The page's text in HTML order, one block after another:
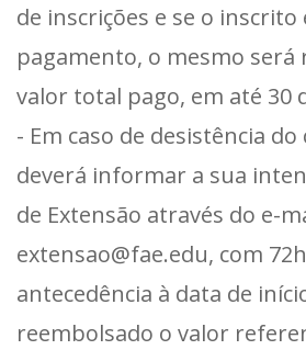
de inscrições e se o
pagamento, o mesmo será
valor total pago, em até 30
- Em caso de desistência
deverá informar a sua
de Extensão através do e-
extensao@fae.edu, com
antecedência à data de
reembolsado o valor